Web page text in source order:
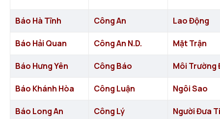
Báo Hà Tĩnh Công An Lao Động
Báo Hải Quan Công An N.D. Mặt Trận
Báo Hưng Yên Công Báo Môi Trường
Báo Khánh Hòa Công Luận Ngôi Sao
Báo Long An Công Lý Người Đưa